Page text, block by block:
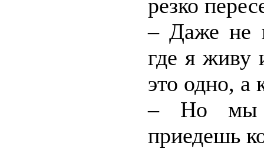
резко
– Даже не
где я живу
это одно, а
– Но мы
приедешь